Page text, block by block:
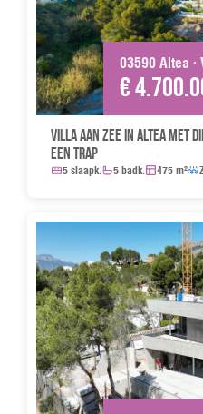
03590 Altea ·
€
Villa aan zee in Altea met
een trap
5 slaapk. 5 badk. 475 m²